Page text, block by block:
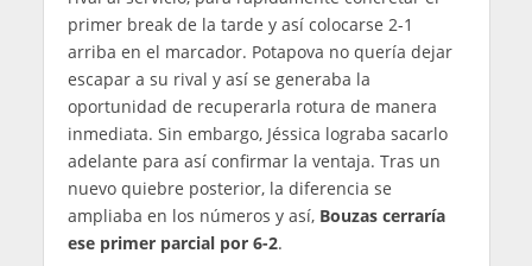
primer break de la tarde y así colocarse 2-1
arriba en el marcador. Potapova no quería dejar
escapar a su rival y así se generaba la
oportunidad de recuperarla rotura de manera
inmediata. Sin embargo, Jéssica lograba sacarlo
adelante para así confirmar la ventaja. Tras un
nuevo quiebre posterior, la diferencia se
ampliaba en los números y así, Bouzas cerraría
ese primer parcial por 6-2.